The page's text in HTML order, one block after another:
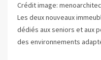
Crédit image:
Les deux nouveaux
dédiés aux seniors et aux
des environnements